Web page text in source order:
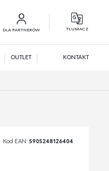
DLA PARTNERÓW TŁUMACZ
OUTLET KONTAKT
Kod EAN: 5905248126404